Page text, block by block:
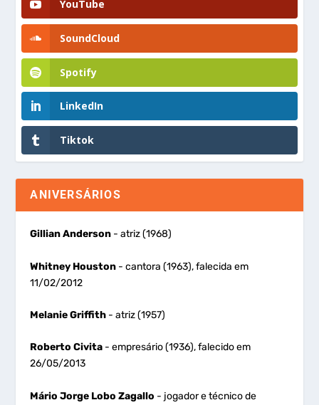
YouTube
SoundCloud
Spotify
LinkedIn
Tiktok
ANIVERSÁRIOS
Gillian Anderson - atriz (1968)
Whitney Houston - cantora (1963), falecida em
11/02/2012
Melanie Griffith - atriz (1957)
Roberto Civita - empresário (1936), falecido em
26/05/2013
Mário Jorge Lobo Zagallo - jogador e técnico de